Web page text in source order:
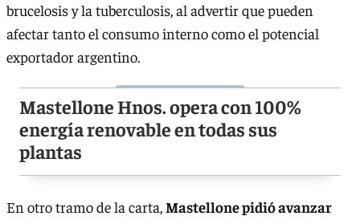
brucelosis y la tuberculosis, al advertir que pueden
afectar tanto el consumo interno como el potencial
exportador argentino.
Mastellone Hnos. opera con 100%
energía renovable en todas sus
plantas
En otro tramo de la carta,Mastellone pidió avanzar